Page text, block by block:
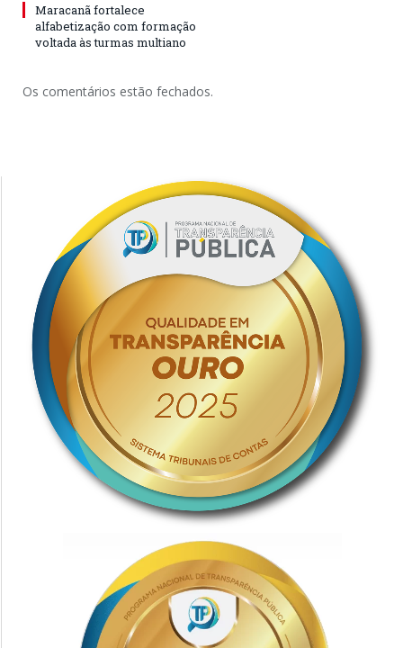
Maracanã fortalece
alfabetização com formação
voltada às turmas multiano
Os comentários estão fechados.